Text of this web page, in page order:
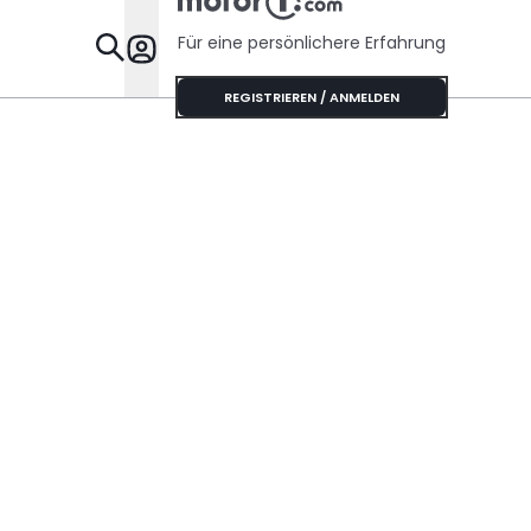
Specials
Für eine persönlichere Erfahrung
REGISTRIEREN / ANMELDEN